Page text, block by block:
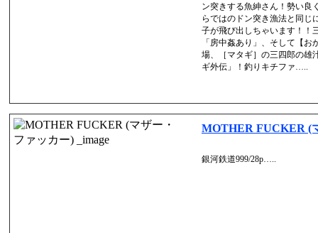
ン突きする魚紳さん！勢い良
らではのドン突き漁法と同じ
子が飛び出しちゃいます！！
「房中姦あり」、そして【
場、［マタギ］の三四郎の雄
ギ外伝」！釣りキチファ…..
MOTHER FUCKER (
銀河鉄道999/28p…..